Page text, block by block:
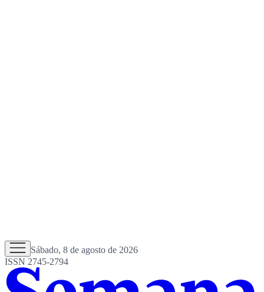
Sábado, 8 de agosto de 2026
ISSN 2745-2794